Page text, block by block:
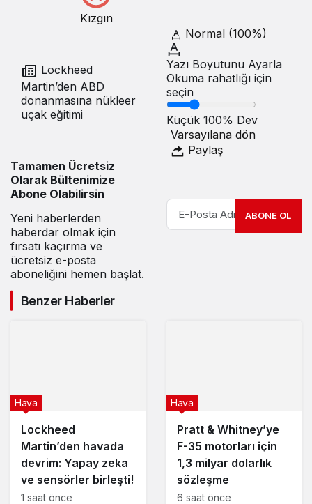
Kızgın
Lockheed
Martin’den ABD
donanmasına nükleer
uçak eğitimi
Normal (100%)
Yazı Boyutunu Ayarla
Okuma rahatlığı için
seçin
Küçük 100% Dev
Varsayılana dön
Paylaş
Tamamen Ücretsiz
Olarak Bültenimize
Abone Olabilirsin
Yeni haberlerden
haberdar olmak için
fırsatı kaçırma ve
ücretsiz e-posta
aboneliğini hemen başlat.
ABONE OL
Benzer Haberler
Lockheed
Martin’den havada
devrim: Yapay zeka
ve sensörler birleşti!
Hava
1 saat önce
Pratt & Whitney’ye
F-35 motorları için
1,3 milyar dolarlık
sözleşme
Hava
6 saat önce